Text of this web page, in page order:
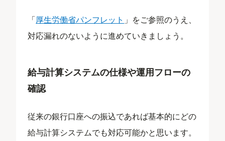
「厚生労働省パンフレット 」をご参照のうえ、
対応漏れのないように進めていきましょう。
給与計算システムの仕様や運用フローの
確認
従来の銀行口座への振込であれば基本的にどの
給与計算システムでも対応可能かと思います。